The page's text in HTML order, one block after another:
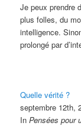
Je peux prendre
plus folles, du
intelligence.
prolongé par
Quelle vérité ?
septembre 12th,
InPensées pour